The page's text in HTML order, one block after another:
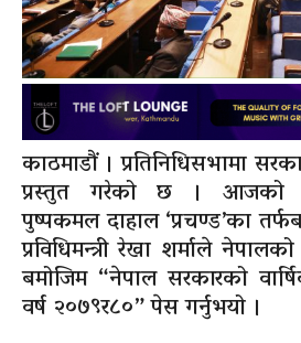
काठमाडौं । प्रतिनिधिसभामा
प्रस्तुत गरेको छ । आजको
पुष्पकमल दाहाल ‘प्रचण्ड’का
प्रविधिमन्त्री रेखा शर्माले
बमोजिम “नेपाल सरकारको
वर्ष २०७९र८०” पेस गर्नुभयो ।